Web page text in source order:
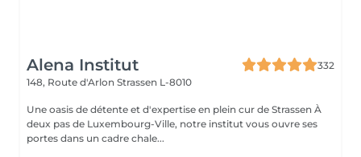
Alena Institut
332
148, Route d'Arlon Strassen L-8010
Une oasis de détente et d'expertise en plein cur de Strassen À
deux pas de Luxembourg-Ville, notre institut vous ouvre ses
portes dans un cadre chale...